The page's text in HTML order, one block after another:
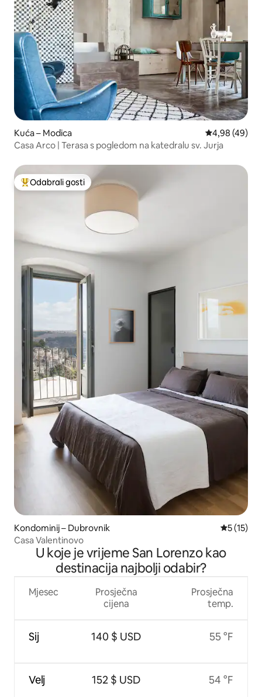
Kuća – Modica Prosječna
4,98 (49)
Casa Arco | Terasa s pogledom na katedralu sv. Jurja
Među najviše rangiranima s oznakom „Odabrali gosti”
Odabrali gosti
Kondominij – Dubrovnik Prosječna
5 (15)
Casa Valentinovo
U koje je vrijeme San Lorenzo kao
destinacija najbolji odabir?
Mjesec
Sij
Velj
Prosječna
cijena
140 $ USD
152 $ USD
Prosječna
temp.
55 °F
54 °F